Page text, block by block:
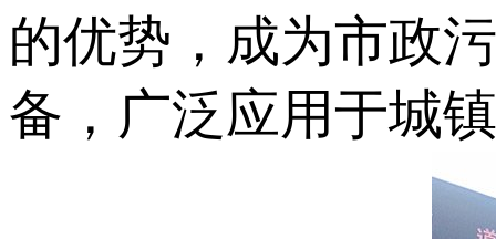
的优势，成为市政
备，广泛应用于城